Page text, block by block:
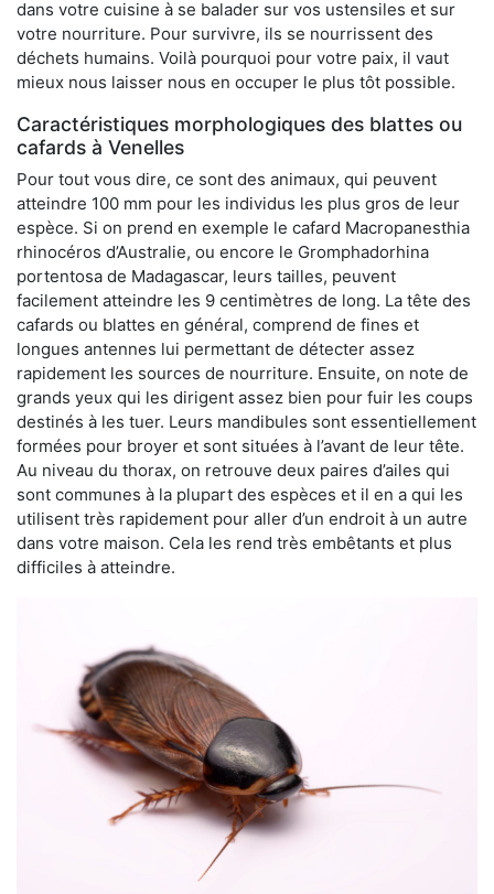
dans votre cuisine à se balader sur vos ustensiles et sur
votre nourriture. Pour survivre, ils se nourrissent des
déchets humains. Voilà pourquoi pour votre paix, il vaut
mieux nous laisser nous en occuper le plus tôt possible.
Caractéristiques morphologiques des blattes ou
cafards à Venelles
Pour tout vous dire, ce sont des animaux, qui peuvent
atteindre 100 mm pour les individus les plus gros de leur
espèce. Si on prend en exemple le cafard Macropanesthia
rhinocéros d’Australie, ou encore le Gromphadorhina
portentosa de Madagascar, leurs tailles, peuvent
facilement atteindre les 9 centimètres de long. La tête des
cafards ou blattes en général, comprend de fines et
longues antennes lui permettant de détecter assez
rapidement les sources de nourriture. Ensuite, on note de
grands yeux qui les dirigent assez bien pour fuir les coups
destinés à les tuer. Leurs mandibules sont essentiellement
formées pour broyer et sont situées à l’avant de leur tête.
Au niveau du thorax, on retrouve deux paires d’ailes qui
sont communes à la plupart des espèces et il en a qui les
utilisent très rapidement pour aller d’un endroit à un autre
dans votre maison. Cela les rend très embêtants et plus
difficiles à atteindre.